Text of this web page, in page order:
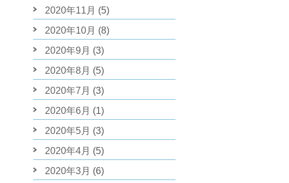
2020年11月 (5)
2020年10月 (8)
2020年9月 (3)
2020年8月 (5)
2020年7月 (3)
2020年6月 (1)
2020年5月 (3)
2020年4月 (5)
2020年3月 (6)